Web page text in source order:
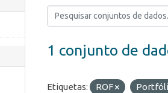
1 conjunto de
Etiquetas: ROF